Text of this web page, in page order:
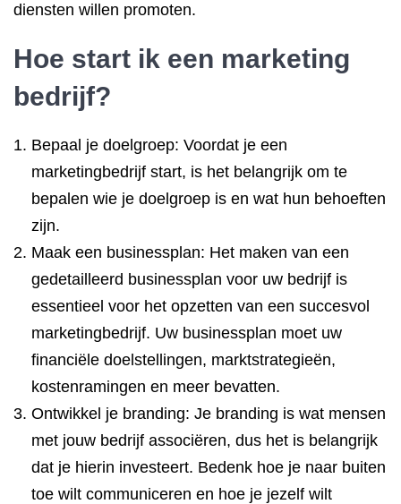
diensten willen promoten.
Hoe start ik een marketing
bedrijf?
Bepaal je doelgroep: Voordat je een
marketingbedrijf start, is het belangrijk om te
bepalen wie je doelgroep is en wat hun behoeften
zijn.
Maak een businessplan: Het maken van een
gedetailleerd businessplan voor uw bedrijf is
essentieel voor het opzetten van een succesvol
marketingbedrijf. Uw businessplan moet uw
financiële doelstellingen, marktstrategieën,
kostenramingen en meer bevatten.
Ontwikkel je branding: Je branding is wat mensen
met jouw bedrijf associëren, dus het is belangrijk
dat je hierin investeert. Bedenk hoe je naar buiten
toe wilt communiceren en hoe je jezelf wilt